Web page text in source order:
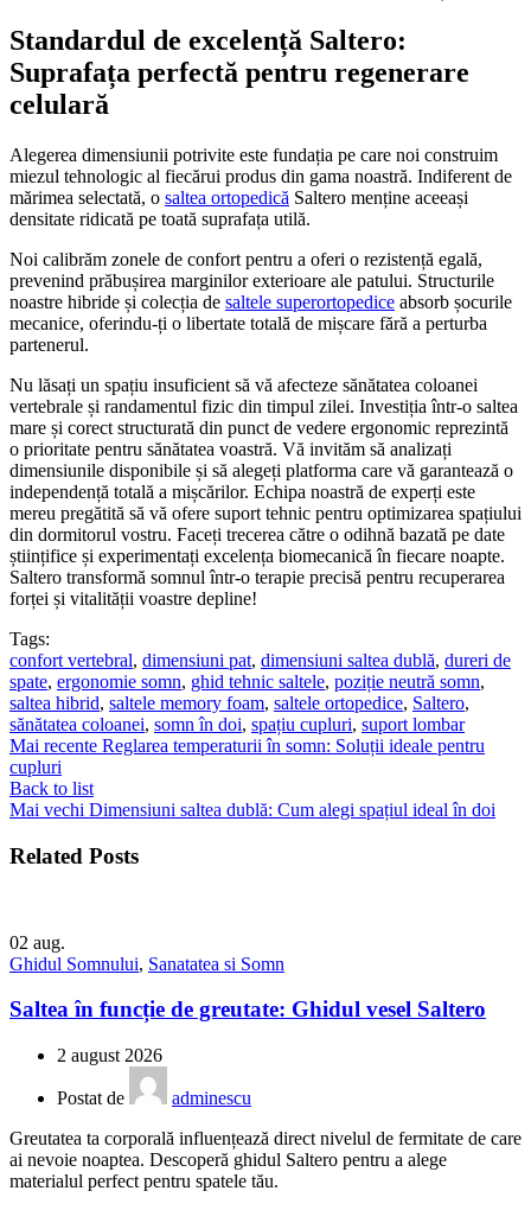
Standardul de excelență Saltero:
Suprafața perfectă pentru regenerare
celulară
Alegerea dimensiunii potrivite este fundația pe care noi construim
miezul tehnologic al fiecărui produs din gama noastră. Indiferent de
mărimea selectată, o saltea ortopedică Saltero menține aceeași
densitate ridicată pe toată suprafața utilă.
Noi calibrăm zonele de confort pentru a oferi o rezistență egală,
prevenind prăbușirea marginilor exterioare ale patului. Structurile
noastre hibride și colecția de saltele superortopedice absorb șocurile
mecanice, oferindu-ți o libertate totală de mișcare fără a perturba
partenerul.
Nu lăsați un spațiu insuficient să vă afecteze sănătatea coloanei
vertebrale și randamentul fizic din timpul zilei. Investiția într-o saltea
mare și corect structurată din punct de vedere ergonomic reprezintă
o prioritate pentru sănătatea voastră. Vă invităm să analizați
dimensiunile disponibile și să alegeți platforma care vă garantează o
independență totală a mișcărilor. Echipa noastră de experți este
mereu pregătită să vă ofere suport tehnic pentru optimizarea spațiului
din dormitorul vostru. Faceți trecerea către o odihnă bazată pe date
științifice și experimentați excelența biomecanică în fiecare noapte.
Saltero transformă somnul într-o terapie precisă pentru recuperarea
forței și vitalității voastre depline!
Tags:
confort vertebral, dimensiuni pat, dimensiuni saltea dublă, dureri de
spate, ergonomie somn, ghid tehnic saltele, poziție neutră somn,
saltea hibrid, saltele memory foam, saltele ortopedice, Saltero,
sănătatea coloanei, somn în doi, spațiu cupluri, suport lombar
Mai recente Reglarea temperaturii în somn: Soluții ideale pentru
cupluri
Back to list
Mai vechi Dimensiuni saltea dublă: Cum alegi spațiul ideal în doi
Related Posts
02 aug.
Ghidul Somnului, Sanatatea si Somn
Saltea în funcție de greutate: Ghidul vesel Saltero
2 august 2026
Postat de
adminescu
Greutatea ta corporală influențează direct nivelul de fermitate de care
ai nevoie noaptea. Descoperă ghidul Saltero pentru a alege
materialul perfect pentru spatele tău.